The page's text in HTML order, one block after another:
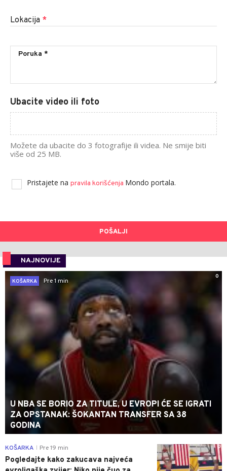
Lokacija *
Ubacite video ili foto
Možete da ubacite do 3 fotografije ili videa. Ne smije biti
više od 25 MB.
Pristajete na pravila korišćenja Mondo portala.
POŠALJI
NAJNOVIJE
0
KOŠARKA
Pre 1 min
U NBA SE BORIO ZA TITULE, U EVROPI ĆE SE IGRATI
ZA OPSTANAK: ŠOKANTAN TRANSFER SA 38
GODINA
0
KOŠARKA Pre 19 min
Pogledajte kako zakucava najveća